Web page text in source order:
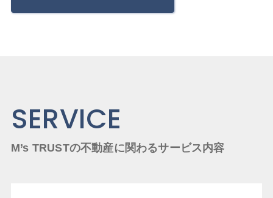
SERVICE
M’s TRUSTの不動産に関わるサービス内容